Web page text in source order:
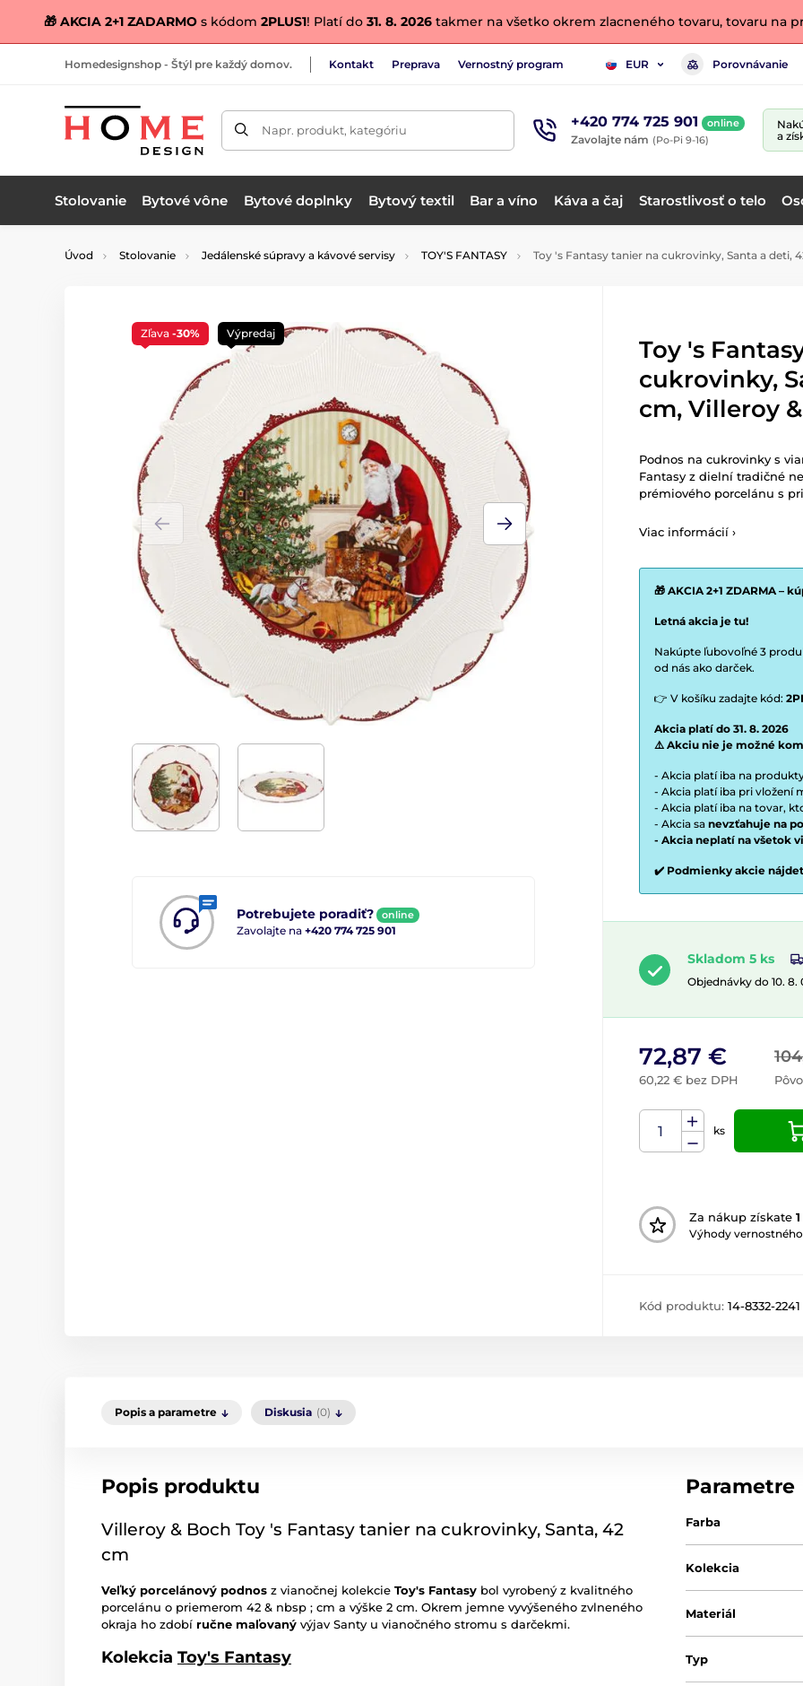
🎁 AKCIA 2+1 ZADARMO s kódom 2PLUS1! Platí do 31. 8. 2026 takmer na všetko okrem zlacneného tovaru, tovaru na
Homedesignshop - Štýl pre každý domov. Kontakt Preprava Vernostný program EUR Porovnávanie
Napr. produkt, kategóriu +420 774 725 901 online
Zavolajte nám (Po-Pi 9-16)
a
Stolovanie Bytové vône Bytové doplnky Bytový textil Bar a víno Káva a čaj Starostlivosť o telo
Úvod Stolovanie Jedálenské súpravy a kávové servisy TOY'S FANTASY Toy 's Fantasy tanier na cukrovinky, Santa a deti,
Potrebujete poradiť? online
Zavolajte na +420 774 725 901
Zľava -30% Výpredaj
Toy 's
cukrovinky,
cm, Villeroy
Podnos na cukrovinky s
Fantasy z dielní tradičné
prémiového porcelánu s
Viac informácií ›
🎁 AKCIA 2+1 ZDARMA –
Letná akcia je tu!
Nakúpte ľubovoľné 3
od nás ako darček.
👉 V košíku zadajte kód:
Akcia platí do 31. 8. 2026
⚠️ Akciu nie je možné
- Akcia platí iba na
- Akcia platí iba pri vložení
- Akcia platí iba na tovar,
- Akcia sa nevzťahuje na
- Akcia neplatí na všetok
✔️ Podmienky akcie
Skladom 5 ks
Objednávky do 10.
72,87 €
60,22 € bez DPH
ks
Za nákup získate
Výhody
Kód produktu: 14-8332-2241
Popis a parametre Diskusia (0)
Popis produktu
Villeroy & Boch Toy 's Fantasy tanier na cukrovinky, Santa, 42
cm
Veľký porcelánový podnos z vianočnej kolekcie Toy's Fantasy bol vyrobený z kvalitného
porcelánu o priemerom 42 & nbsp ; cm a výške 2 cm. Okrem jemne vyvýšeného zvlneného
okraja ho zdobí ručne maľovaný výjav Santy u vianočného stromu s darčekmi.
Kolekcia Toy's Fantasy
Parametre
Farba
Kolekcia
Materiál
Typ